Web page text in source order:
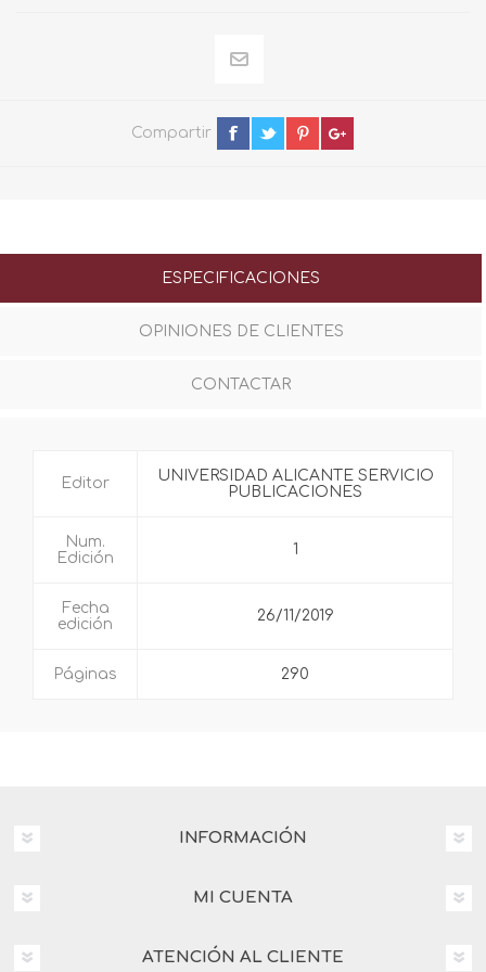
Compartir
ESPECIFICACIONES
OPINIONES DE CLIENTES
CONTACTAR
Editor
UNIVERSIDAD ALICANTE SERVICIO
PUBLICACIONES
Num.
Edición
1
Fecha
edición
26/11/2019
Páginas 290
INFORMACIÓN
MI CUENTA
ATENCIÓN AL CLIENTE